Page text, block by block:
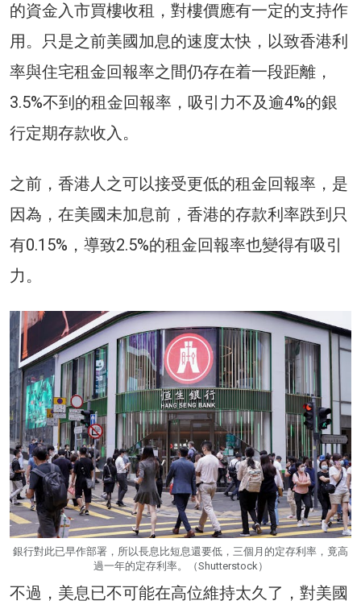
的資金入市買樓收租，對樓價應有一定的支持作
用。只是之前美國加息的速度太快，以致香港利
率與住宅租金回報率之間仍存在着一段距離，
3.5%不到的租金回報率，吸引力不及逾4%的銀
行定期存款收入。
之前，香港人之可以接受更低的租金回報率，是
因為，在美國未加息前，香港的存款利率跌到只
有0.15%，導致2.5%的租金回報率也變得有吸引
力。
銀行對此已早作部署，所以長息比短息還要低，三個月的定存利率，竟高
過一年的定存利率。（Shutterstock）
不過，美息已不可能在高位維持太久了，對美國